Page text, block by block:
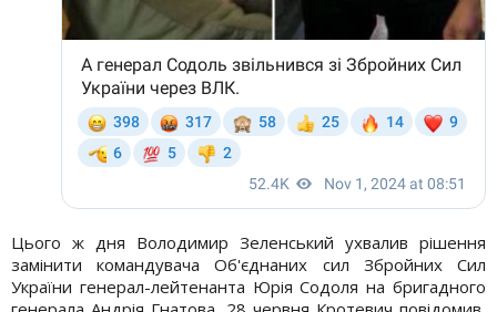
Цього ж дня Володимир Зеленський ухвалив рішення
замінити командувача Об'єднаних сил Збройних Сил
України генерал-лейтенанта Юрія Содоля на бригадного